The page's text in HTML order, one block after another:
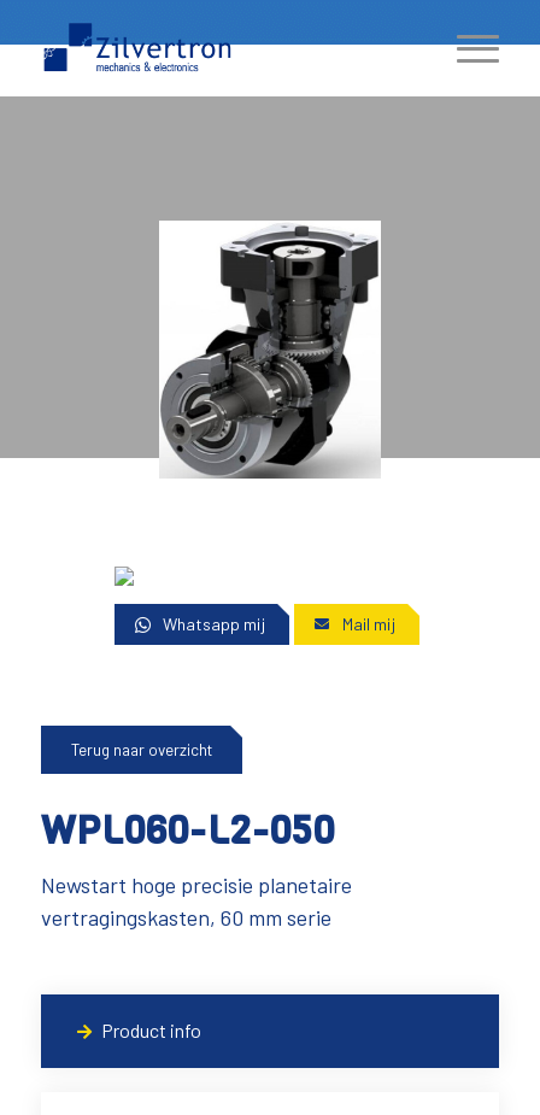
Whatsapp mij Mail mij
Terug naar overzicht
WPL060-L2-050
Newstart hoge precisie planetaire
vertragingskasten, 60 mm serie
Product info